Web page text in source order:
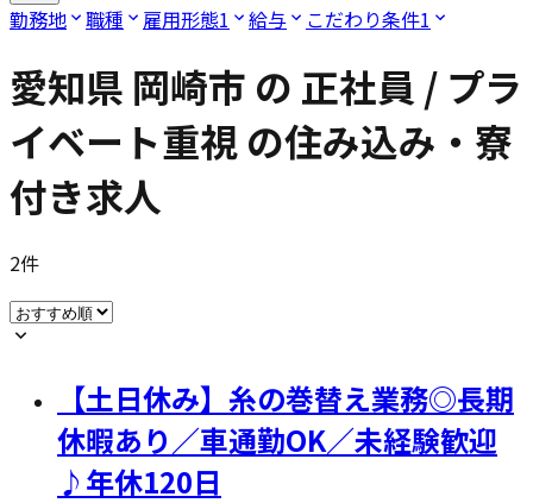
勤務地 職種 雇用形態1 給与 こだわり条件1
愛知県 岡崎市 の 正社員 / プラ
イベート重視の住み込み・寮
付き求人
2件
【土日休み】糸の巻替え業務◎長期
休暇あり／車通勤OK／未経験歓迎
♪年休120日